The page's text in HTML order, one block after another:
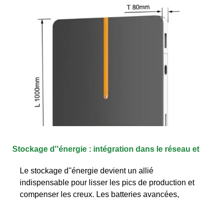
Stockage d''énergie : intégration dans le réseau et
Le stockage d''énergie devient un allié
indispensable pour lisser les pics de production et
compenser les creux. Les batteries avancées,